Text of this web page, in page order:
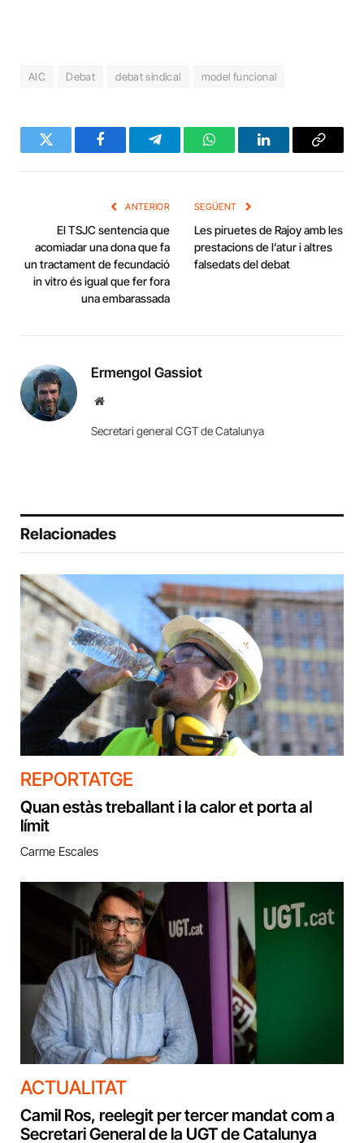
AIC Debat debat sindical model funcional
Twitter FacebookTelegramWhatsAppLinkedInCopy
ANTERIOR
El TSJC sentencia que
acomiadar una dona que fa
un tractament de fecundació
in vitro és igual que fer fora
una embarassada
SEGÜENT
Les piruetes de Rajoy amb les
prestacions de l’atur i altres
falsedats del debat
Ermengol Gassiot
Website
Secretari general CGT de Catalunya
Relacionades
REPORTATGE
Quan estàs treballant i la calor et porta al
límit
Carme Escales
ACTUALITAT
Camil Ros, reelegit per tercer mandat com a
Secretari General de la UGT de Catalunya